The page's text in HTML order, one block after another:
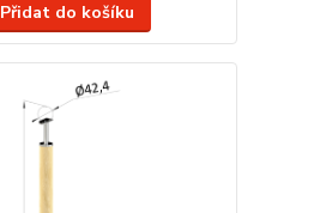
Přidat do košíku